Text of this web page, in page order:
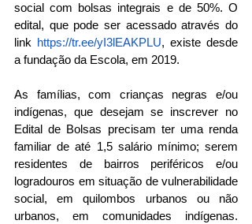
social com bolsas integrais e de 50%. O
edital, que pode ser acessado através do
link https://tr.ee/yI3lEAKPLU, existe desde
a fundação da Escola, em 2019.
As famílias, com crianças negras e/ou
indígenas, que desejam se inscrever no
Edital de Bolsas precisam ter uma renda
familiar de até 1,5 salário mínimo; serem
residentes de bairros periféricos e/ou
logradouros em situação de vulnerabilidade
social, em quilombos urbanos ou não
urbanos, em comunidades indígenas.